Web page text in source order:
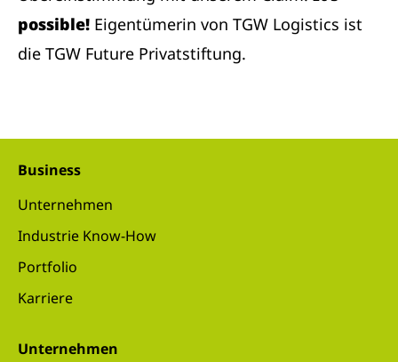
possible! Eigentümerin von TGW Logistics ist
die TGW Future Privatstiftung.
Business
Unternehmen
Industrie Know-How
Portfolio
Karriere
Unternehmen